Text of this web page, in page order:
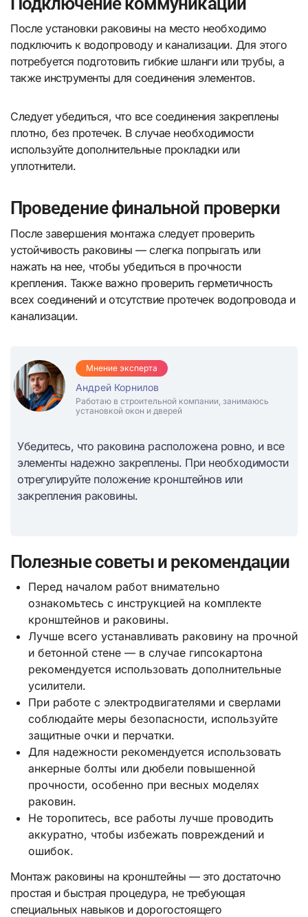
После установки раковины на место необходимо
подключить к водопроводу и канализации. Для этого
потребуется подготовить гибкие шланги или трубы, а
также инструменты для соединения элементов.
Следует убедиться, что все соединения закреплены
плотно, без протечек. В случае необходимости
используйте дополнительные прокладки или
уплотнители.
Проведение финальной проверки
После завершения монтажа следует проверить
устойчивость раковины — слегка попрыгать или
нажать на нее, чтобы убедиться в прочности
крепления. Также важно проверить герметичность
всех соединений и отсутствие протечек водопровода и
канализации.
Мнение эксперта
Андрей Корнилов
Работаю в строительной компании, занимаюсь
установкой окон и дверей
Убедитесь, что раковина расположена ровно, и все
элементы надежно закреплены. При необходимости
отрегулируйте положение кронштейнов или
закрепления раковины.
Полезные советы и рекомендации
Перед началом работ внимательно
ознакомьтесь с инструкцией на комплекте
кронштейнов и раковины.
Лучше всего устанавливать раковину на прочной
и бетонной стене — в случае гипсокартона
рекомендуется использовать дополнительные
усилители.
При работе с электродвигателями и сверлами
соблюдайте меры безопасности, используйте
защитные очки и перчатки.
Для надежности рекомендуется использовать
анкерные болты или дюбели повышенной
прочности, особенно при весных моделях
раковин.
Не торопитесь, все работы лучше проводить
аккуратно, чтобы избежать повреждений и
ошибок.
Монтаж раковины на кронштейны — это достаточно
простая и быстрая процедура, не требующая
специальных навыков и дорогостоящего